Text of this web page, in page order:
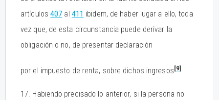
artículos 407 al 411 ibidem, de haber lugar a ello, toda
vez que, de esta circunstancia puede derivar la
obligación o no, de presentar declaración
por el impuesto de renta, sobre dichos ingresos[9].
17. Habiendo precisado lo anterior, si la persona no